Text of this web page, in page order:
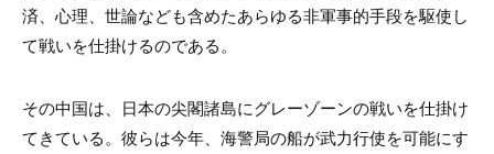
済、心理、世論なども含めたあらゆる非軍事的手段を駆使し
て戦いを仕掛けるのである。
その中国は、日本の尖閣諸島にグレーゾーンの戦いを仕掛け
てきている。彼らは今年、海警局の船が武力行使を可能にす